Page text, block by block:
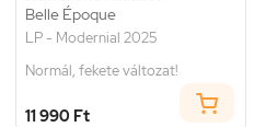
Belle Époque
LP - Modernial 2025
Normál, fekete változat!
11 990 Ft